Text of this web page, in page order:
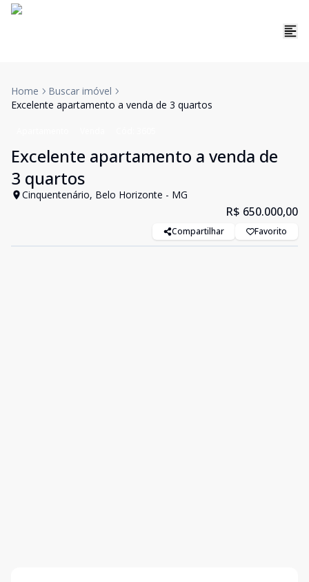
Home
Buscar imóvel
Excelente apartamento a venda de 3 quartos
Excelente apartamento a venda de
3 quartos
Cinquentenário, Belo Horizonte - MG
R$ 650.000,00
Compartilhar Favorito